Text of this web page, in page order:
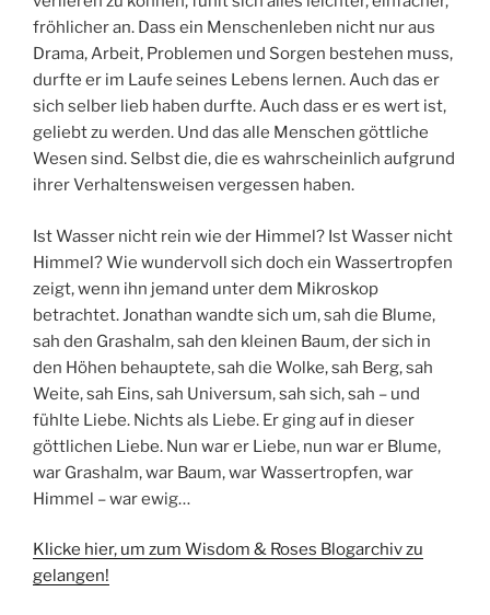
fröhlicher an. Dass ein Menschenleben nicht nur aus
Drama, Arbeit, Problemen und Sorgen bestehen muss,
durfte er im Laufe seines Lebens lernen. Auch das er
sich selber lieb haben durfte. Auch dass er es wert ist,
geliebt zu werden. Und das alle Menschen göttliche
Wesen sind. Selbst die, die es wahrscheinlich aufgrund
ihrer Verhaltensweisen vergessen haben.
Ist Wasser nicht rein wie der Himmel? Ist Wasser nicht
Himmel? Wie wundervoll sich doch ein Wassertropfen
zeigt, wenn ihn jemand unter dem Mikroskop
betrachtet. Jonathan wandte sich um, sah die Blume,
sah den Grashalm, sah den kleinen Baum, der sich in
den Höhen behauptete, sah die Wolke, sah Berg, sah
Weite, sah Eins, sah Universum, sah sich, sah – und
fühlte Liebe. Nichts als Liebe. Er ging auf in dieser
göttlichen Liebe. Nun war er Liebe, nun war er Blume,
war Grashalm, war Baum, war Wassertropfen, war
Himmel – war ewig…
Klicke hier, um zum Wisdom & Roses Blogarchiv zu
gelangen!